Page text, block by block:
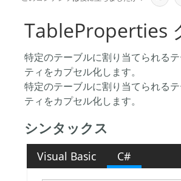
TableProperties
特定のテーブルに割り当てられる
ティをカプセル化します。
特定のテーブルに割り当てられる
ティをカプセル化します。
シンタックス
Visual Basic C#